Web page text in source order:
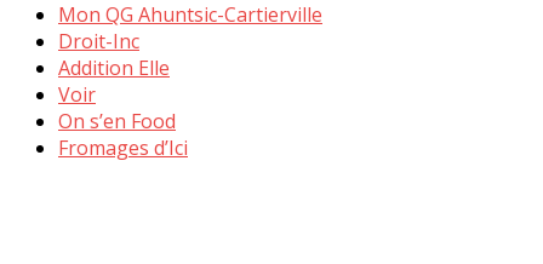
Mon QG Ahuntsic-Cartierville
Droit-Inc
Addition Elle
Voir
On s’en Food
Fromages d’Ici